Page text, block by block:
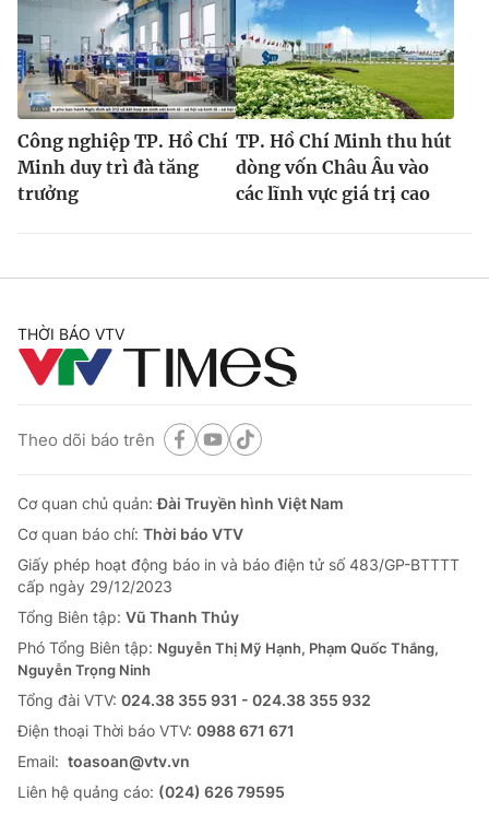
Công nghiệp TP. Hồ Chí
Minh duy trì đà tăng
trưởng
TP. Hồ Chí Minh thu hút
dòng vốn Châu Âu vào
các lĩnh vực giá trị cao
THỜI BÁO VTV
Theo dõi báo trên
Cơ quan chủ quản:Đài Truyền hình Việt Nam
Cơ quan báo chí: Thời báo VTV
Giấy phép hoạt động báo in và báo điện tử số 483/GP-BTTTT
cấp ngày 29/12/2023
Tổng Biên tập: Vũ Thanh Thủy
Phó Tổng Biên tập: Nguyễn Thị Mỹ Hạnh, Phạm Quốc Thắng,
Nguyễn Trọng Ninh
Tổng đài VTV: 024.38 355 931 - 024.38 355 932
Ðiện thoại Thời báo VTV: 0988 671 671
Email: toasoan@vtv.vn
Liên hệ quảng cáo: (024) 626 79595